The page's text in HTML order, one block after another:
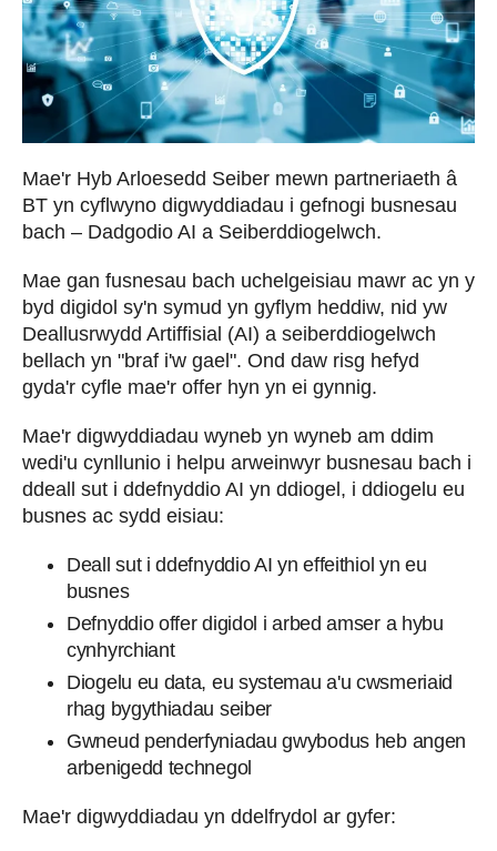
Mae'r Hyb Arloesedd Seiber mewn partneriaeth â
BT yn cyflwyno digwyddiadau i gefnogi busnesau
bach – Dadgodio AI a Seiberddiogelwch.
Mae gan fusnesau bach uchelgeisiau mawr ac yn y
byd digidol sy'n symud yn gyflym heddiw, nid yw
Deallusrwydd Artiffisial (AI) a seiberddiogelwch
bellach yn "braf i'w gael". Ond daw risg hefyd
gyda'r cyfle mae'r offer hyn yn ei gynnig.
Mae'r digwyddiadau wyneb yn wyneb am ddim
wedi'u cynllunio i helpu arweinwyr busnesau bach i
ddeall sut i ddefnyddio AI yn ddiogel, i ddiogelu eu
busnes ac sydd eisiau:
Deall sut i ddefnyddio AI yn effeithiol yn eu
busnes
Defnyddio offer digidol i arbed amser a hybu
cynhyrchiant
Diogelu eu data, eu systemau a'u cwsmeriaid
rhag bygythiadau seiber
Gwneud penderfyniadau gwybodus heb angen
arbenigedd technegol
Mae'r digwyddiadau yn ddelfrydol ar gyfer: